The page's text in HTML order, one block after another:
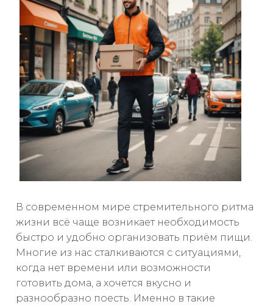
В современном мире стремительного ритма
жизни всё чаще возникает необходимость
быстро и удобно организовать приём пищи.
Многие из нас сталкиваются с ситуациями,
когда нет времени или возможности
готовить дома, а хочется вкусно и
разнообразно поесть. Именно в такие